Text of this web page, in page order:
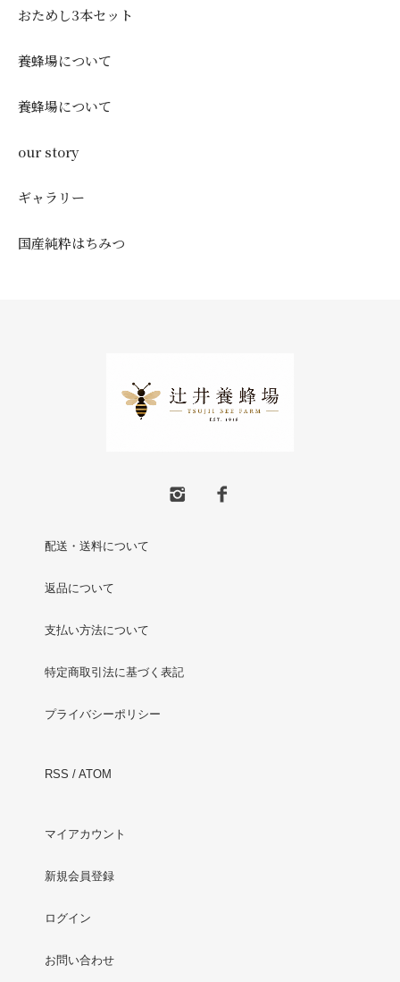
おためし3本セット
養蜂場について
養蜂場について
our story
ギャラリー
国産純粋はちみつ
配送・送料について
返品について
支払い方法について
特定商取引法に基づく表記
プライバシーポリシー
RSS / ATOM
マイアカウント
新規会員登録
ログイン
お問い合わせ